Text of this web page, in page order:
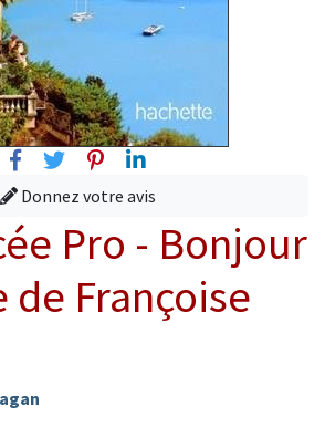
FacebookTwitterPinterest
Linkedin
Donnez votre avis
Pro - Bonjour
de Françoise